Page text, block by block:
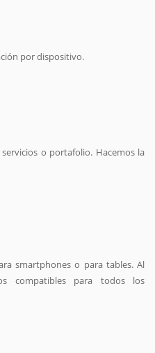
por dispositivo.
o portafolio. Hacemos la
smartphones o para tables. Al
compatibles para todos los